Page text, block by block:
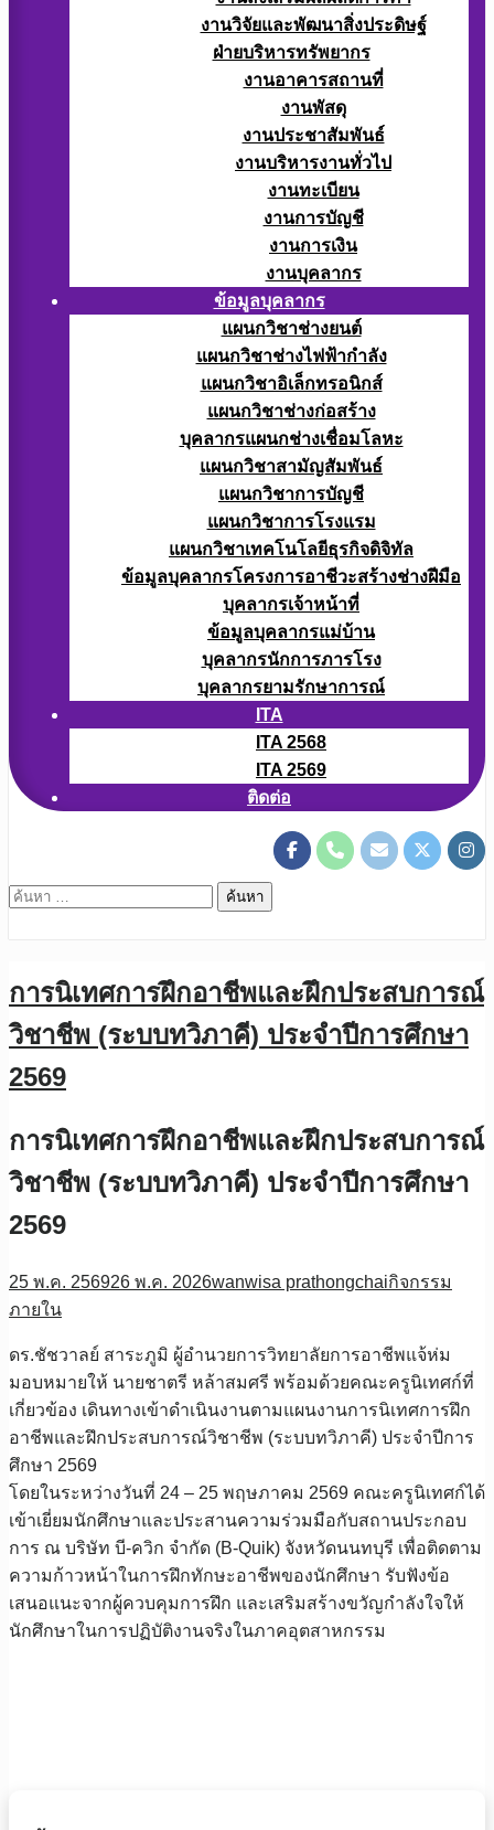
งานวิจัยและพัฒนาสิ่งประดิษฐ์
ฝ่ายบริหารทรัพยากร
งานอาคารสถานที่
งานพัสดุ
งานประชาสัมพันธ์
งานบริหารงานทั่วไป
งานทะเบียน
งานการบัญชี
งานการเงิน
งานบุคลากร
ข้อมูลบุคลากร
แผนกวิชาช่างยนต์
แผนกวิชาช่างไฟฟ้ากำลัง
แผนกวิชาอิเล็กทรอนิกส์
แผนกวิชาช่างก่อสร้าง
บุคลากรแผนกช่างเชื่อมโลหะ
แผนกวิชาสามัญสัมพันธ์
แผนกวิชาการบัญชี
แผนกวิชาการโรงแรม
แผนกวิชาเทคโนโลยีธุรกิจดิจิทัล
ข้อมูลบุคลากรโครงการอาชีวะสร้างช่างฝีมือ
บุคลากรเจ้าหน้าที่
ข้อมูลบุคลากรแม่บ้าน
บุคลากรนักการภารโรง
บุคลากรยามรักษาการณ์
ITA
ITA 2568
ITA 2569
ติดต่อ
ค้นหา
การนิเทศการฝึกอาชีพและฝึกประสบการณ์
วิชาชีพ (ระบบทวิภาคี) ประจำปีการศึกษา
2569
การนิเทศการฝึกอาชีพและฝึกประสบการณ์
วิชาชีพ (ระบบทวิภาคี) ประจำปีการศึกษา
2569
25 พ.ค. 256926 พ.ค. 2026wanwisa prathongchaiกิจกรรม
ภายใน
ดร.ชัชวาลย์ สาระภูมิ ผู้อำนวยการวิทยาลัยการอาชีพแจ้ห่ม
มอบหมายให้ นายชาตรี หล้าสมศรี พร้อมด้วยคณะครูนิเทศก์ที่
เกี่ยวข้อง เดินทางเข้าดำเนินงานตามแผนงานการนิเทศการฝึก
อาชีพและฝึกประสบการณ์วิชาชีพ (ระบบทวิภาคี) ประจำปีการ
ศึกษา 2569
​โดยในระหว่างวันที่ 24 – 25 พฤษภาคม 2569 คณะครูนิเทศก์ได้
เข้าเยี่ยมนักศึกษาและประสานความร่วมมือกับสถานประกอบ
การ ณ บริษัท บี-ควิก จำกัด (B-Quik) จังหวัดนนทบุรี เพื่อติดตาม
ความก้าวหน้าในการฝึกทักษะอาชีพของนักศึกษา รับฟังข้อ
เสนอแนะจากผู้ควบคุมการฝึก และเสริมสร้างขวัญกำลังใจให้
นักศึกษาในการปฏิบัติงานจริงในภาคอุตสาหกรรม